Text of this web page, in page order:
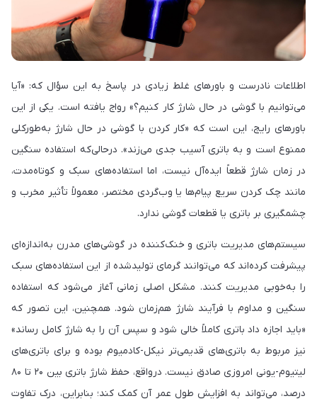
اطلاعات نادرست و باورهای غلط زیادی در پاسخ به این سؤال که: «آیا
می‌توانیم با گوشی در حال شارژ کار کنیم؟» رواج یافته است. یکی از این
باورهای رایج، این است که «کار کردن با گوشی در حال شارژ به‌طورکلی
ممنوع است و به باتری آسیب جدی می‌زند». درحالی‌که استفاده سنگین
در زمان شارژ قطعاً ایده‌آل نیست، اما استفاده‌های سبک و کوتاه‌مدت،
مانند چک کردن سریع پیام‌ها یا وب‌گردی مختصر، معمولاً تأثیر مخرب و
چشمگیری بر باتری یا قطعات گوشی ندارد.
سیستم‌های مدیریت باتری و خنک‌کننده در گوشی‌های مدرن به‌اندازه‌ای
پیشرفت کرده‌اند که می‌توانند گرمای تولیدشده از این استفاده‌های سبک
را به‌خوبی مدیریت کنند. مشکل اصلی زمانی آغاز می‌شود که استفاده‌
سنگین و مداوم با فرآیند شارژ هم‌زمان شود. همچنین، این تصور که
«باید اجازه داد باتری کاملاً خالی شود و سپس آن را به شارژ کامل رساند»
نیز مربوط به باتری‌های قدیمی‌تر نیکل-کادمیوم بوده و برای باتری‌های
لیتیوم-یونی امروزی صادق نیست. درواقع، حفظ شارژ باتری بین ۲۰ تا ۸۰
درصد، می‌تواند به افزایش طول عمر آن کمک کند؛ بنابراین، درک تفاوت